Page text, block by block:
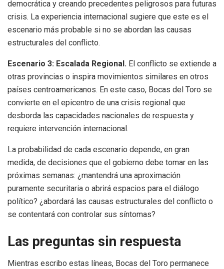
democrática y creando precedentes peligrosos para futuras
crisis. La experiencia internacional sugiere que este es el
escenario más probable si no se abordan las causas
estructurales del conflicto.
Escenario 3: Escalada Regional. El conflicto se extiende a
otras provincias o inspira movimientos similares en otros
países centroamericanos. En este caso, Bocas del Toro se
convierte en el epicentro de una crisis regional que
desborda las capacidades nacionales de respuesta y
requiere intervención internacional.
La probabilidad de cada escenario depende, en gran
medida, de decisiones que el gobierno debe tomar en las
próximas semanas: ¿mantendrá una aproximación
puramente securitaria o abrirá espacios para el diálogo
político? ¿abordará las causas estructurales del conflicto o
se contentará con controlar sus síntomas?
Las preguntas sin respuesta
Mientras escribo estas líneas, Bocas del Toro permanece